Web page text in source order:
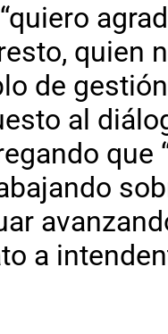
quien
de
al
que
a